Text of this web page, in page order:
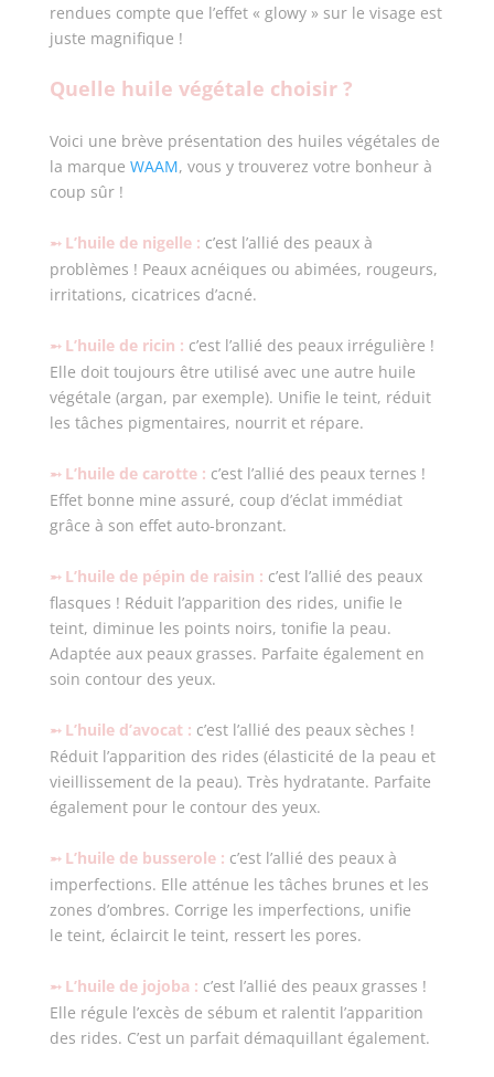
rendues compte que l’effet « glowy » sur le visage est
juste magnifique !
Quelle huile végétale choisir ?
Voici une brève présentation des huiles végétales de
la marque WAAM, vous y trouverez votre bonheur à
coup sûr !
➵ L’huile de nigelle : c’est l’allié des peaux à
problèmes ! Peaux acnéiques ou abimées, rougeurs,
irritations, cicatrices d’acné.
➵ L’huile de ricin : c’est l’allié des peaux irrégulière !
Elle doit toujours être utilisé avec une autre huile
végétale (argan, par exemple). Unifie le teint, réduit
les tâches pigmentaires, nourrit et répare.
➵ L’huile de carotte : c’est l’allié des peaux ternes !
Effet bonne mine assuré, coup d’éclat immédiat
grâce à son effet auto-bronzant.
➵ L’huile de pépin de raisin : c’est l’allié des peaux
flasques ! Réduit l’apparition des rides, unifie le
teint, diminue les points noirs, tonifie la peau.
Adaptée aux peaux grasses. Parfaite également en
soin contour des yeux.
➵ L’huile d’avocat : c’est l’allié des peaux sèches !
Réduit l’apparition des rides (élasticité de la peau et
vieillissement de la peau). Très hydratante. Parfaite
également pour le contour des yeux.
➵ L’huile de busserole : c’est l’allié des peaux à
imperfections. Elle atténue les tâches brunes et les
zones d’ombres. Corrige les imperfections, unifie
le teint, éclaircit le teint, ressert les pores.
➵ L’huile de jojoba : c’est l’allié des peaux grasses !
Elle régule l’excès de sébum et ralentit l’apparition
des rides. C’est un parfait démaquillant également.